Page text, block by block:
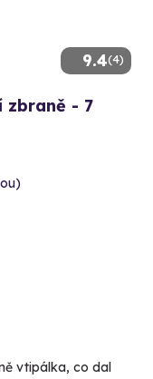
9.4(4)
zbraně - 7
vtipálka, co dal